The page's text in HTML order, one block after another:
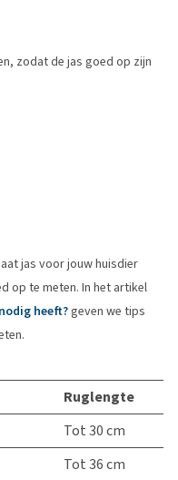
zodat de jas goed op zijn
jas voor jouw huisdier
op te meten. In het artikel
heeft?geven we tips
Ruglengte
Tot 30 cm
Tot 36 cm